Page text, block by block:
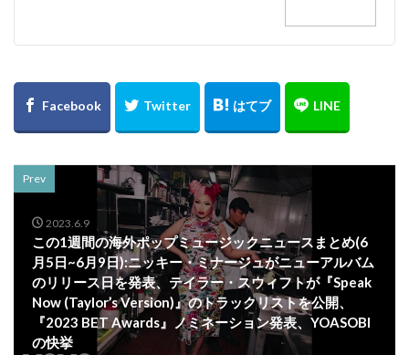
Prev
2023.6.9
この1週間の海外ポップミュージックニュースまとめ(6
月5日~6月9日):ニッキー・ミナージュがニューアルバム
のリリース日を発表、テイラー・スウィフトが『Speak
Now (Taylor’s Version)』のトラックリストを公開、
『2023 BET Awards』ノミネーション発表、YOASOBI
の快挙